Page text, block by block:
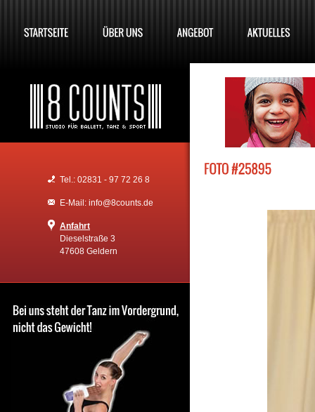
Tel.: 02831 - 97 72 26 8
E-Mail: info@8counts.de
Anfahrt
Dieselstraße 3
47608 Geldern